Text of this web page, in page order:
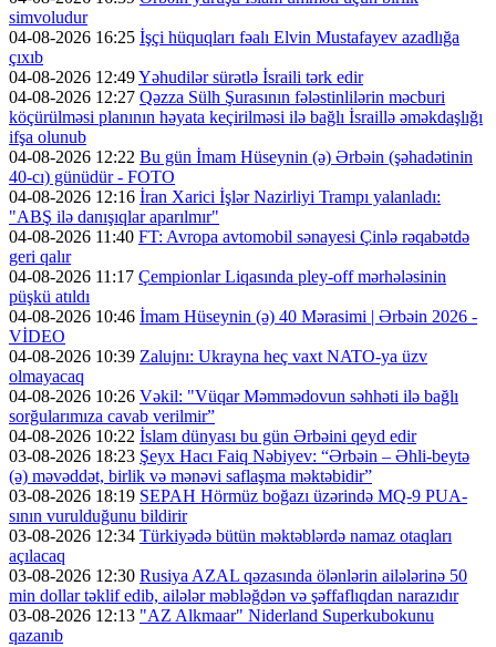
simvoludur
04-08-2026 16:25 İşçi hüquqları fəalı Elvin Mustafayev azadlığa
çıxıb
04-08-2026 12:49Yəhudilər sürətlə İsraili tərk edir
04-08-2026 12:27 Qəzza Sülh Şurasının fələstinlilərin məcburi
köçürülməsi planının həyata keçirilməsi ilə bağlı İsraillə əməkdaşlığı
ifşa olunub
04-08-2026 12:22 Bu gün İmam Hüseynin (ə) Ərbəin (şəhadətinin
40-cı) günüdür - FOTO
04-08-2026 12:16 İran Xarici İşlər Nazirliyi Trampı yalanladı:
"ABŞ ilə danışıqlar aparılmır"
04-08-2026 11:40 FT: Avropa avtomobil sənayesi Çinlə rəqabətdə
geri qalır
04-08-2026 11:17 Çempionlar Liqasında pley-off mərhələsinin
püşkü atıldı
04-08-2026 10:46 İmam Hüseynin (ə) 40 Mərasimi | Ərbəin 2026 -
VİDEO
04-08-2026 10:39 Zalujnı: Ukrayna heç vaxt NATO-ya üzv
olmayacaq
04-08-2026 10:26 Vəkil: "Vüqar Məmmədovun səhhəti ilə bağlı
sorğularımıza cavab verilmir”
04-08-2026 10:22 İslam dünyası bu gün Ərbəini qeyd edir
03-08-2026 18:23 Şeyx Hacı Faiq Nəbiyev: “Ərbəin – Əhli-beytə
(ə) məvəddət, birlik və mənəvi saflaşma məktəbidir”
03-08-2026 18:19 SEPAH Hörmüz boğazı üzərində MQ-9 PUA-
sının vurulduğunu bildirir
03-08-2026 12:34 Türkiyədə bütün məktəblərdə namaz otaqları
açılacaq
03-08-2026 12:30 Rusiya AZAL qəzasında ölənlərin ailələrinə 50
min dollar təklif edib, ailələr məbləğdən və şəffaflıqdan narazıdır
03-08-2026 12:13 "AZ Alkmaar" Niderland Superkubokunu
qazanıb